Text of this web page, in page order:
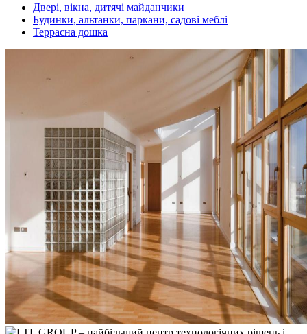
Двері, вікна, дитячі майданчики
Будинки, альтанки, паркани, садові меблі
Террасна дошка